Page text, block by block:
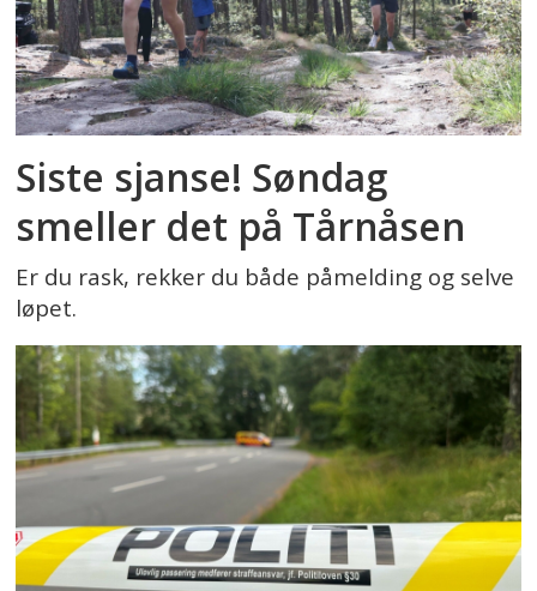
Siste sjanse! Søndag
smeller det på Tårnåsen
Er du rask, rekker du både påmelding og selve
løpet.